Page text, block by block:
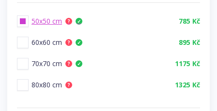
50x50 cm ? ✓ 785 Kč
60x60 cm ? ✓ 895 Kč
70x70 cm ? ✓ 1175 Kč
80x80 cm ? 1325 Kč